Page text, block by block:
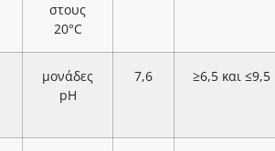
στους
20°C
μονάδες
pH
7,6 ≥6,5 και ≤9,5